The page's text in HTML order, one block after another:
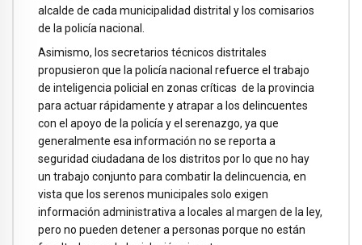
alcalde de cada municipalidad distrital y los comisarios
de la policía nacional.
Asimismo, los secretarios técnicos distritales
propusieron que la policía nacional refuerce el trabajo
de inteligencia policial en zonas críticas de la provincia
para actuar rápidamente y atrapar a los delincuentes
con el apoyo de la policía y el serenazgo, ya que
generalmente esa información no se reporta a
seguridad ciudadana de los distritos por lo que no hay
un trabajo conjunto para combatir la delincuencia, en
vista que los serenos municipales solo exigen
información administrativa a locales al margen de la ley,
pero no pueden detener a personas porque no están